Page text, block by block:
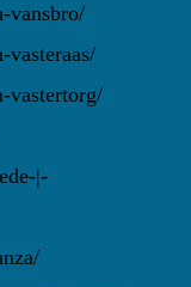
vansbro/
vasteraas/
vastertorg/
|-